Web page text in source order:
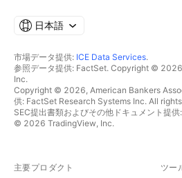
日本語
市場データ提供: ICE Data Services.
参照データ提供: FactSet. Copyright ©
Inc.
Copyright © 2026, American Bankers
供: FactSet Research Systems Inc. All
SEC提出書類およびその他ドキュメント提供:
© 2026 TradingView, Inc.
主要プロダクト ツー